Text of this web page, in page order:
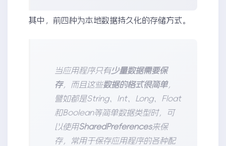
其中，前四种为本地数据持久化的存储方式。
当应用程序只有少量数据需要保
存，而且这些数据的格式很简单，
譬如都是String、Int、Long、Float
和Boolean等简单数据类型时，可
以使用SharedPreferences来保
存，常用于保存应用程序的各种配